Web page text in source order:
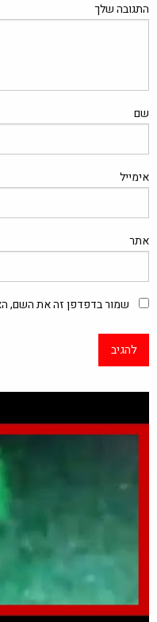
התגובה שלך
שם
אימייל
אתר
שמור בדפדפן זה את השם,